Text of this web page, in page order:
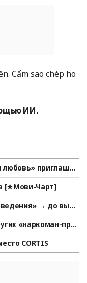
Cấm sao chép ho
ИИ.
приглашен
и Нью-Йорке
[★Мови-Чарт]
→ до выск
— актив
«наркоман-прес
с мужским другом:
пара [S
CORTIS